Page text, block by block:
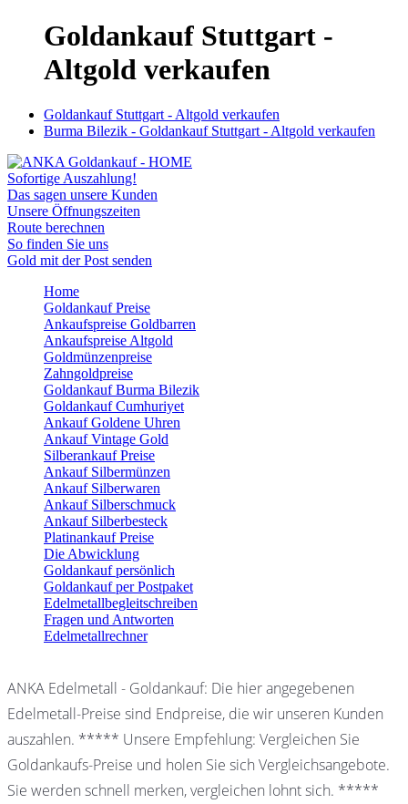
Goldankauf Stuttgart -
Altgold verkaufen
Goldankauf Stuttgart - Altgold verkaufen
Burma Bilezik - Goldankauf Stuttgart - Altgold verkaufen
Sofortige Auszahlung!
Das sagen unsere Kunden
Unsere Öffnungszeiten
Route berechnen
So finden Sie uns
Gold mit der Post senden
Home
Goldankauf Preise
Ankaufspreise Goldbarren
Ankaufspreise Altgold
Goldmünzenpreise
Zahngoldpreise
Goldankauf Burma Bilezik
Goldankauf Cumhuriyet
Ankauf Goldene Uhren
Ankauf Vintage Gold
Silberankauf Preise
Ankauf Silbermünzen
Ankauf Silberwaren
Ankauf Silberschmuck
Ankauf Silberbesteck
Platinankauf Preise
Die Abwicklung
Goldankauf persönlich
Goldankauf per Postpaket
Edelmetallbegleitschreiben
Fragen und Antworten
Edelmetallrechner
ANKA Edelmetall - Goldankauf: Die hier angegebenen
Edelmetall-Preise sind Endpreise, die wir unseren Kunden
auszahlen. ***** Unsere Empfehlung: Vergleichen Sie
Goldankaufs-Preise und holen Sie sich Vergleichsangebote.
Sie werden schnell merken, vergleichen lohnt sich. *****